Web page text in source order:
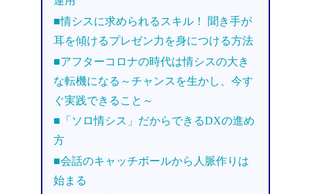
■情シスに求められるスキル！ 聞き手が
耳を傾けるプレゼン力を身につける方法
■アフターコロナの時代は情シスの大き
な転機になる～チャンスを生かし、今す
ぐ実践できること～
■「ソロ情シス」だからできるDXの進め
方
■会話のキャッチボールから人脈作りは
始まる